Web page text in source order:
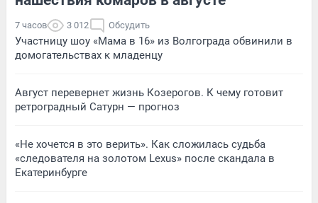
7 часов 3 012 Обсудить
Участницу шоу «Мама в 16» из Волгограда обвинили в
домогательствах к младенцу
Август перевернет жизнь Козерогов. К чему готовит
ретроградный Сатурн — прогноз
«Не хочется в это верить». Как сложилась судьба
«следователя на золотом Lexus» после скандала в
Екатеринбурге